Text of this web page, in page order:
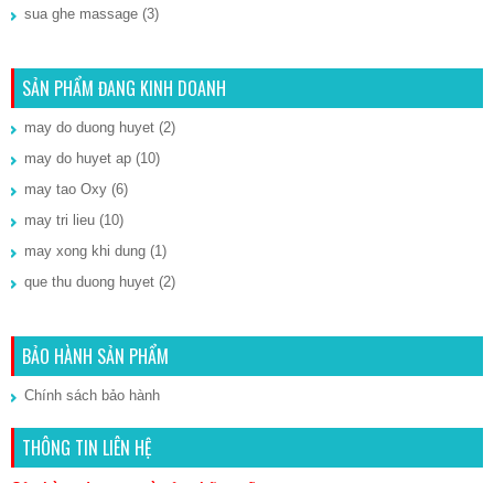
sua ghe massage (3)
SẢN PHẨM ĐANG KINH DOANH
may do duong huyet (2)
may do huyet ap (10)
may tao Oxy (6)
may tri lieu (10)
may xong khi dung (1)
que thu duong huyet (2)
BẢO HÀNH SẢN PHẨM
Chính sách bảo hành
THÔNG TIN LIÊN HỆ